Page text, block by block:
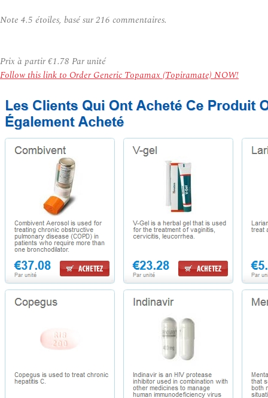
Note 4.5 étoiles, basé sur216 commentaires.
Prix à partir€1.78 Par unité
Follow this link to Order Generic Topamax (Topiramate) NOW!